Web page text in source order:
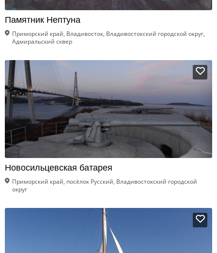
Памятник Нептуна
Приморский край, Владивосток, Владивостокский городской округ,
Адмиральский сквер
Новосильцевская батарея
Приморский край, посёлок Русский, Владивостокский городской
округ